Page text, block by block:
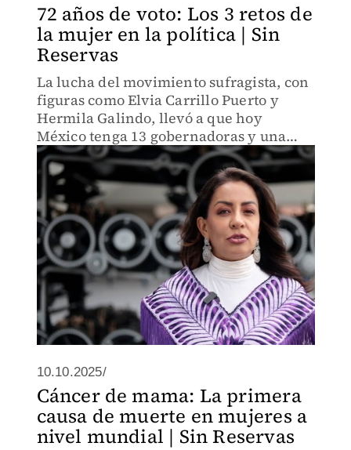
72 años de voto: Los 3 retos de
la mujer en la política | Sin
Reservas
La lucha del movimiento sufragista, con
figuras como Elvia Carrillo Puerto y
Hermila Galindo, llevó a que hoy
México tenga 13 gobernadoras y una
presidenta.
10.10.2025/
Cáncer de mama: La primera
causa de muerte en mujeres a
nivel mundial | Sin Reservas